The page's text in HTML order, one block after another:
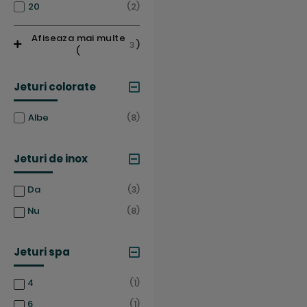
20
2
articole
Afiseaza mai multe
(
3)
Jeturi colorate
Albe 8
articole
Jeturi de inox
Da 3
articole
Nu
8
articole
Jeturi spa
4 1
articol
6
1
articol